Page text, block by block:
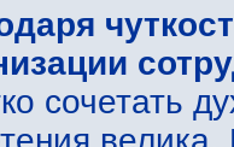
сочетать